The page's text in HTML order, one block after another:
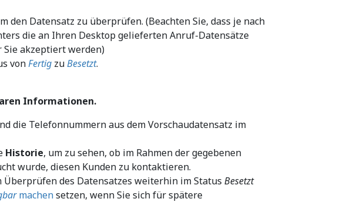
den Datensatz zu überprüfen. (Beachten Sie, dass je nach
die an Ihren Desktop gelieferten Anruf-Datensätze
akzeptiert werden)
vonFertigzuBesetzt.
Informationen.
die Telefonnummern aus dem Vorschaudatensatz im
Historie, um zu sehen, ob im Rahmen der gegebenen
wurde, diesen Kunden zu kontaktieren.
Überprüfen des Datensatzes weiterhin im Status Besetzt
machensetzen, wenn Sie sich für spätere